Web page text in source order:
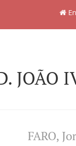
JOÃO
FARO,